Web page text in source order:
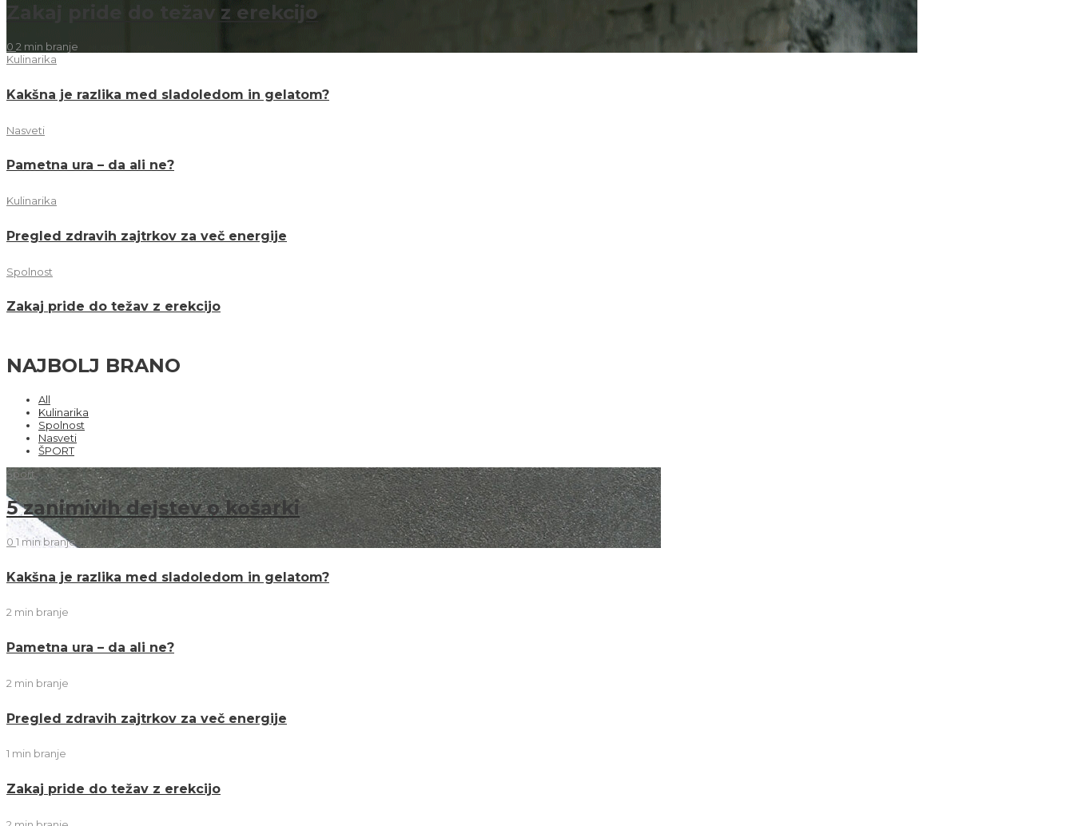
Zakaj pride do težav z erekcijo
0 2 min branje
Kulinarika
Kakšna je razlika med sladoledom in gelatom?
Nasveti
Pametna ura – da ali ne?
Kulinarika
Pregled zdravih zajtrkov za več energije
Spolnost
Zakaj pride do težav z erekcijo
NAJBOLJ BRANO
All
Kulinarika
Spolnost
Nasveti
ŠPORT
Šport
5 zanimivih dejstev o košarki
0 1 min branje
Kakšna je razlika med sladoledom in gelatom?
2 min branje
Pametna ura – da ali ne?
2 min branje
Pregled zdravih zajtrkov za več energije
1 min branje
Zakaj pride do težav z erekcijo